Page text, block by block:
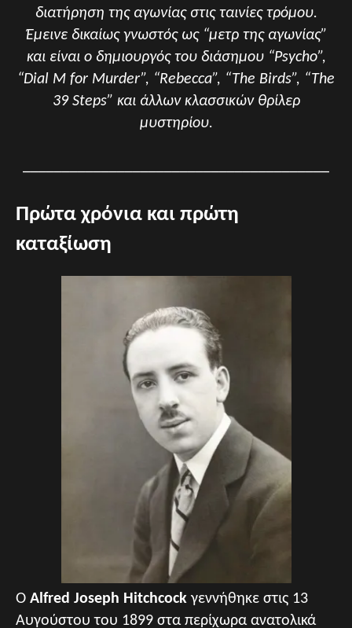
διατήρηση της αγωνίας στις ταινίες τρόμου.
Έμεινε δικαίως γνωστός ως “μετρ της αγωνίας”
και είναι ο δημιουργός του διάσημου “Psycho”,
“Dial M for Murder”, “Rebecca”, “The Birds”, “The
39 Steps” και άλλων κλασσικών θρίλερ
μυστηρίου.
Πρώτα χρόνια και πρώτη
καταξίωση
Ο Alfred Joseph Hitchcock γεννήθηκε στις 13
Αυγούστου του 1899 στα περίχωρα ανατολικά